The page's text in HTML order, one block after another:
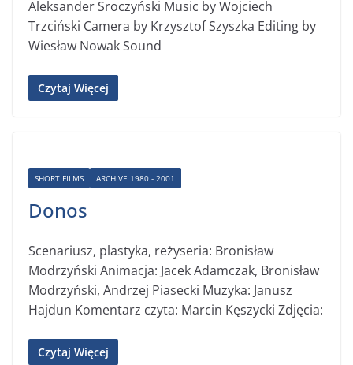
Aleksander Sroczyński Music by Wojciech
Trzciński Camera by Krzysztof Szyszka Editing by
Wiesław Nowak Sound
Czytaj Więcej
SHORT FILMS ARCHIVE 1980 - 2001
Donos
Scenariusz, plastyka, reżyseria: Bronisław
Modrzyński Animacja: Jacek Adamczak, Bronisław
Modrzyński, Andrzej Piasecki Muzyka: Janusz
Hajdun Komentarz czyta: Marcin Kęszycki Zdjęcia:
Czytaj Więcej